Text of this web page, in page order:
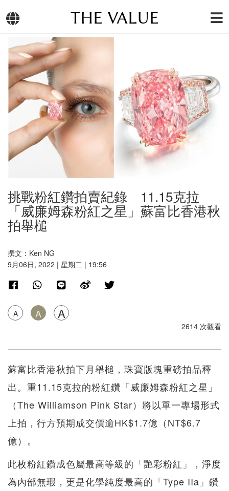
THE VALUE
挑戰粉紅鑽拍賣紀錄 11.15克拉
「威廉姆森粉紅之星」蘇富比香港秋
拍舉槌
撰文：Ken NG
9月06日, 2022 | 星期二 | 19:56
A A A
2614 次觀看
蘇富比香港秋拍下月舉槌，珠寶版塊重磅拍品釋
出。重11.15克拉的粉紅鑽「威廉姆森粉紅之星」
（The Williamson Pink Star）將以單一專場形式
上拍，行方預期成交價逾HK$1.7億（NT$6.7
億）。
此枚粉紅鑽成色屬最高等級的「艷彩粉紅」，淨度
為內部無瑕，更是化學純度最高的「Type IIa」鑽